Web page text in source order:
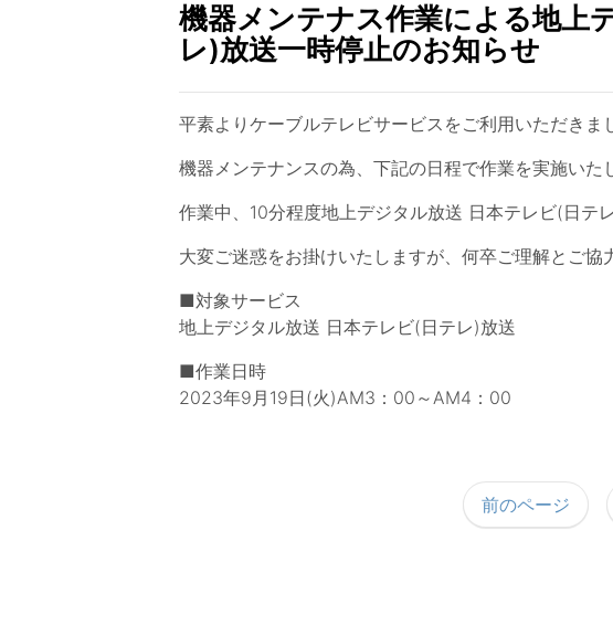
機器メンテナス作業による地
レ)放送一時停止のお知らせ
平素よりケーブルテレビサービスをご利用いただきま
機器メンテナンスの為、下記の日程で作業を実施いた
作業中、10分程度地上デジタル放送 日本テレビ(日テ
大変ご迷惑をお掛けいたしますが、何卒ご理解とご協
■対象サービス
地上デジタル放送 日本テレビ(日テレ)放送
■作業日時
2023年9月19日(火)AM3：00～AM4：00
前のページ